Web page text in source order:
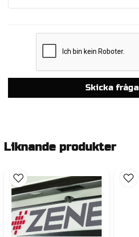
Skicka fråga
Liknande produkter